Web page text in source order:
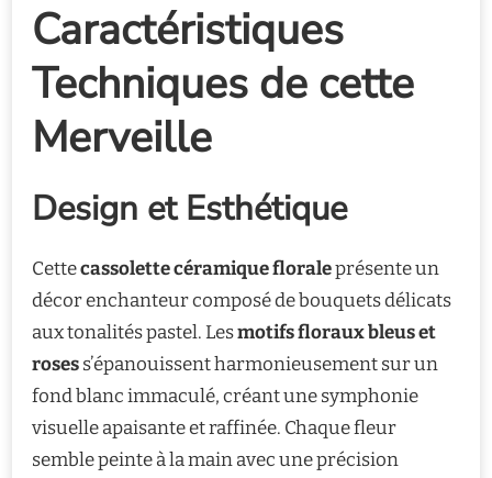
Caractéristiques
Techniques de cette
Merveille
Design et Esthétique
Cettecassolette céramique floraleprésente un
décor enchanteur composé de bouquets délicats
aux tonalités pastel. Lesmotifs floraux bleus et
rosess’épanouissent harmonieusement sur un
fond blanc immaculé, créant une symphonie
visuelle apaisante et raffinée. Chaque fleur
semble peinte à la main avec une précision